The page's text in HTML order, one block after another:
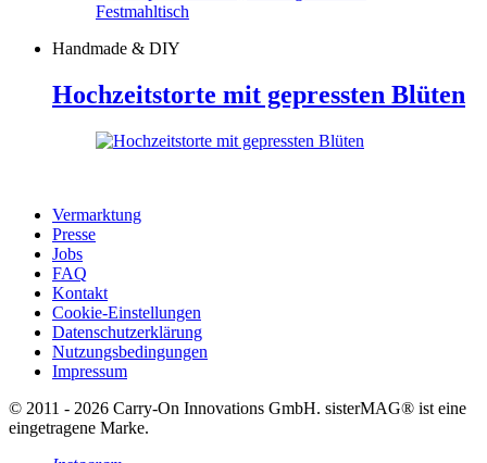
Handmade & DIY
Hochzeitstorte mit gepressten Blüten
Vermarktung
Presse
Jobs
FAQ
Kontakt
Cookie-Einstellungen
Datenschutzerklärung
Nutzungsbedingungen
Impressum
© 2011 - 2026 Carry-On Innovations GmbH. sisterMAG® ist eine
eingetragene Marke.